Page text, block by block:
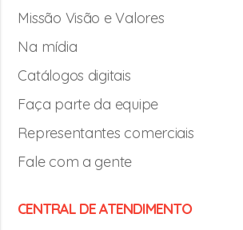
Missão Visão e Valores
Na mídia
Catálogos digitais
Faça parte da equipe
Representantes comerciais
Fale com a gente
CENTRAL DE ATENDIMENTO